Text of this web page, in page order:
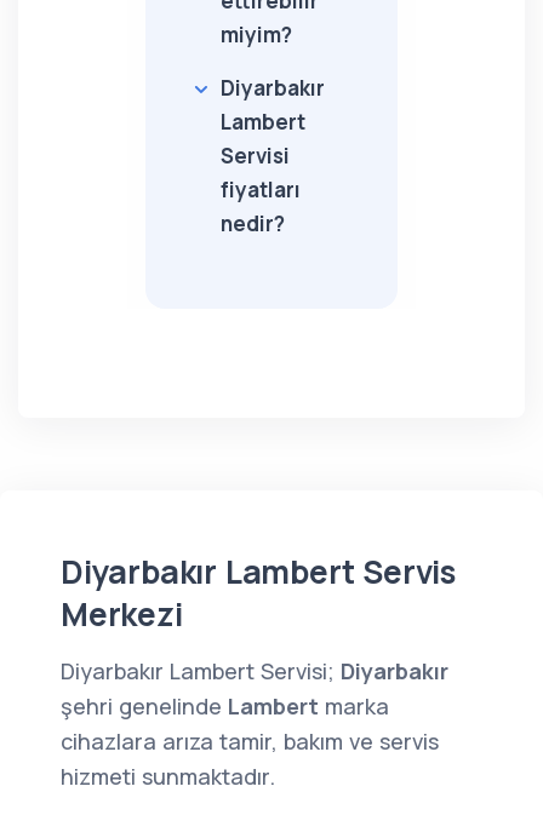
miyim?
Diyarbakır
Lambert
Servisi
fiyatları
nedir?
Diyarbakır Lambert Servis
Merkezi
Diyarbakır Lambert Servisi; Diyarbakır
şehri genelinde Lambert marka
cihazlara arıza tamir, bakım ve servis
hizmeti sunmaktadır.